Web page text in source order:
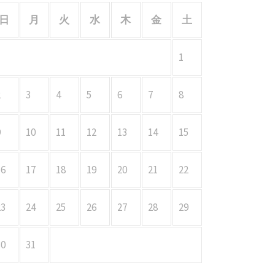
月 火 水 木 金 土
1
3 4 5 6 7 8
10 11 12 13 14 15
17 18 19 20 21 22
24 25 26 27 28 29
31